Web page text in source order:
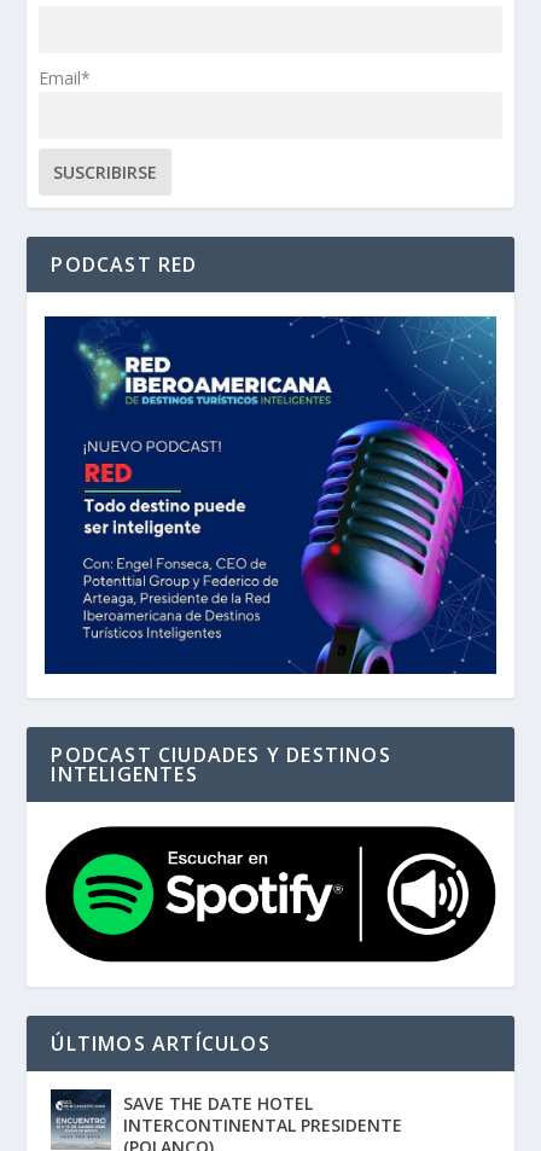
Email*
PODCAST RED
PODCAST CIUDADES Y DESTINOS
INTELIGENTES
ÚLTIMOS ARTÍCULOS
SAVE THE DATE HOTEL
INTERCONTINENTAL PRESIDENTE